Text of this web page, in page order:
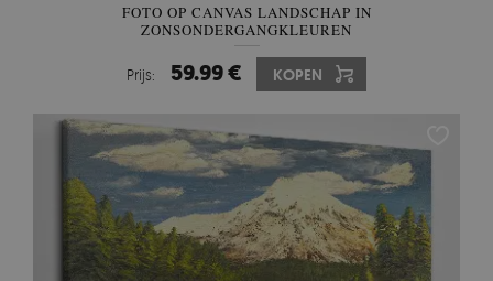
FOTO OP CANVAS LANDSCHAP IN
ZONSONDERGANGKLEUREN
Prijs: 59.99 € KOPEN